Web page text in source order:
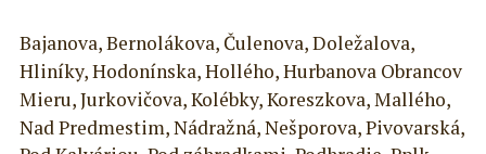
Bajanova, Bernolákova, Čulenova, Doležalova,
Hliníky, Hodonínska, Hollého, Hurbanova Obrancov
Mieru, Jurkovičova, Kolébky, Koreszkova, Mallého,
Nad Predmestim, Nádražná, Nešporova, Pivovarská,